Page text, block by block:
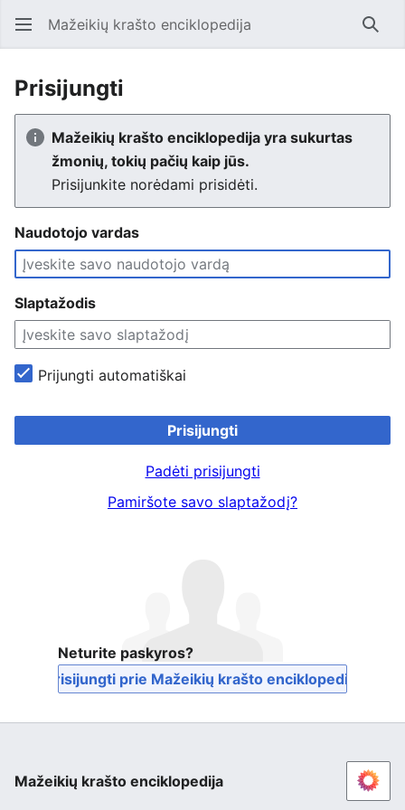
Mažeikių krašto enciklopedija
Prisijungti
Mažeikių krašto enciklopedija yra sukurtas
žmonių, tokių pačių kaip jūs.
Prisijunkite norėdami prisidėti.
Naudotojo vardas
Slaptažodis
Prijungti automatiškai
Prisijungti
Padėti prisijungti
Pamiršote savo slaptažodį?
Neturite paskyros?
Prisijungti prie Mažeikių krašto enciklopedija
Mažeikių krašto enciklopedija